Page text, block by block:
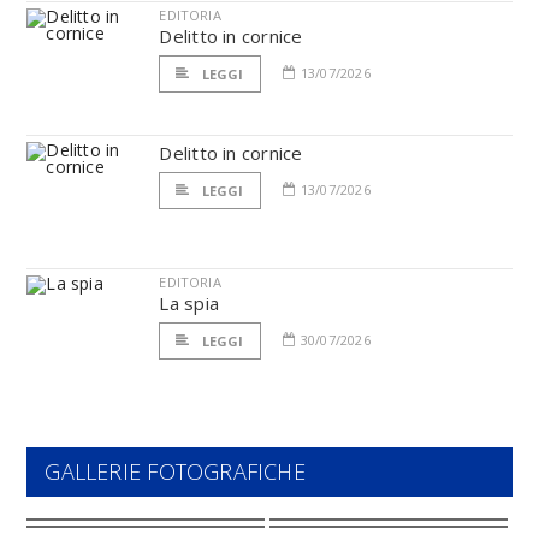
EDITORIA
Delitto in cornice
LEGGI 13/07/2026
Delitto in cornice
LEGGI 13/07/2026
EDITORIA
La spia
LEGGI 30/07/2026
GALLERIE FOTOGRAFICHE